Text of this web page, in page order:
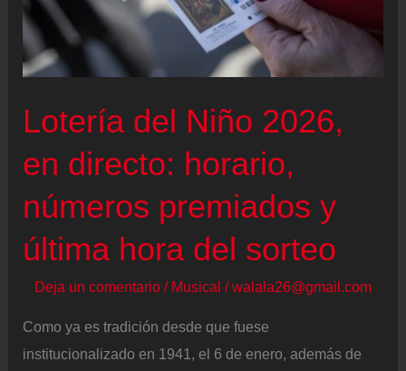
los
mejores
deportes
hablamos
longevidad”
Lotería del Niño 2026,
en directo: horario,
números premiados y
última hora del sorteo
Deja un comentario / Musical /walala26@gmail.com
Como ya es tradición desde que fuese
institucionalizado en 1941, el 6 de enero, además de